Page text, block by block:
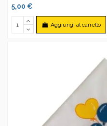
5,00 €
Aggiungi al carrello